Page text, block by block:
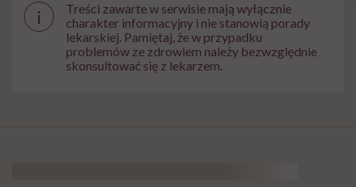
i
Treści zawarte w serwisie mają wyłącznie
charakter informacyjny i nie stanowią porady
lekarskiej. Pamiętaj, że w przypadku
problemów ze zdrowiem należy bezwzględnie
skonsultować się z lekarzem.